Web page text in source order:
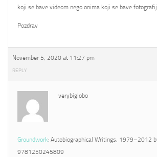
koji se bave videom nego onima koji se bave
Pozdrav
November 5, 2020 at 11:27 pm
REPLY
verybiglobo
Groundwork: Autobiographical Writings, 1979–2012
9781250245809